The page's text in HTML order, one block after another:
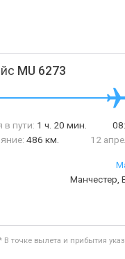
MU 6273
пути: 1 ч. 20 мин.
486 км.
12
Манчестер,
В точке вылета и прибытия